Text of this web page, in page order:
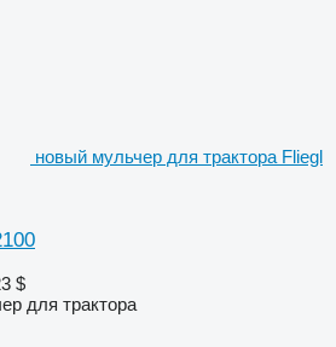
новый мульчер для трактора Fliegl
$
для трактора